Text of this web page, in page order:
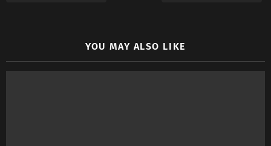
YOU MAY ALSO LIKE